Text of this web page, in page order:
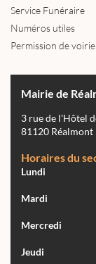
Service Funéraire
Numéros utiles
Permission de
Mairie de
3 rue de l'Hôtel
81120 Réalmont
Horaires du
Lundi
Mardi
Mercredi
Jeudi